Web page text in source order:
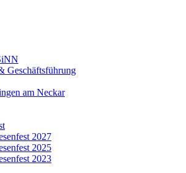
Geschäftsführung
am Neckar
2027
2025
2023